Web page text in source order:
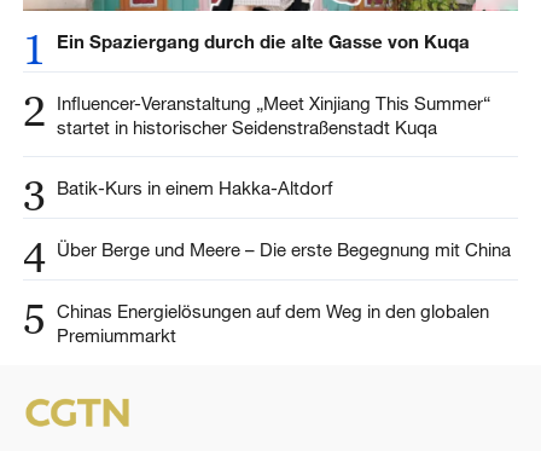
1 Ein Spaziergang durch die alte Gasse von Kuqa
2
Influencer-Veranstaltung „Meet Xinjiang This Summer“
startet in historischer Seidenstraßenstadt Kuqa
3 Batik-Kurs in einem Hakka-Altdorf
4 Über Berge und Meere – Die erste Begegnung mit China
5
Chinas Energielösungen auf dem Weg in den globalen
Premiummarkt